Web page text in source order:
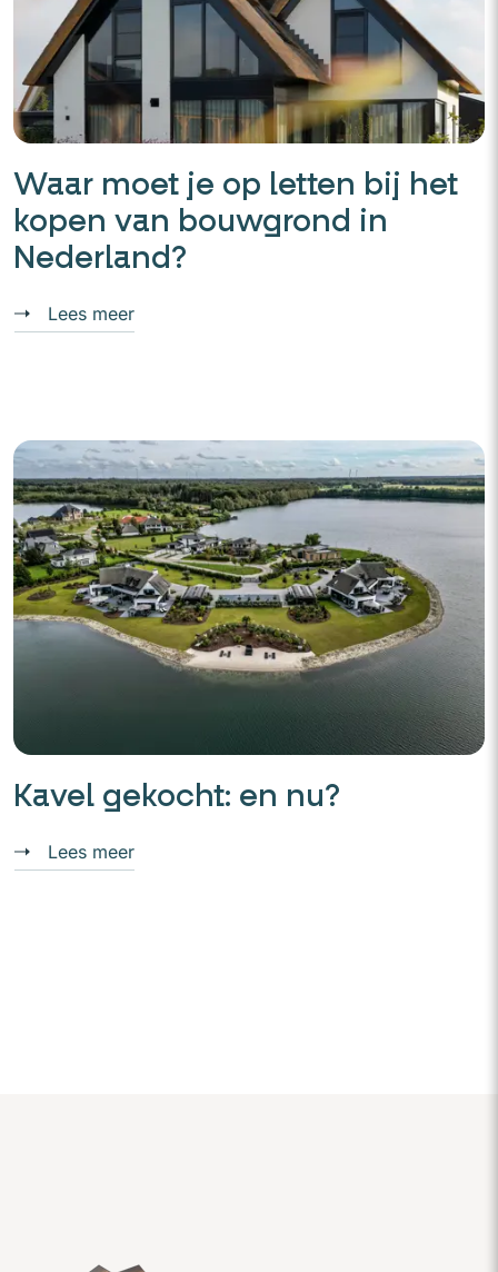
Waar moet je op letten bij het
kopen van bouwgrond in
Nederland?
Lees meer
Kavel gekocht: en nu?
Lees meer